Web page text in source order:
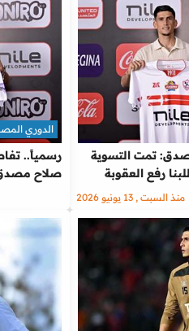
تمت التسوية
رفع العقوبة
منذ السبت , 13 يونيو 2026
رسمياً..
صلاح مصدق
الدوري